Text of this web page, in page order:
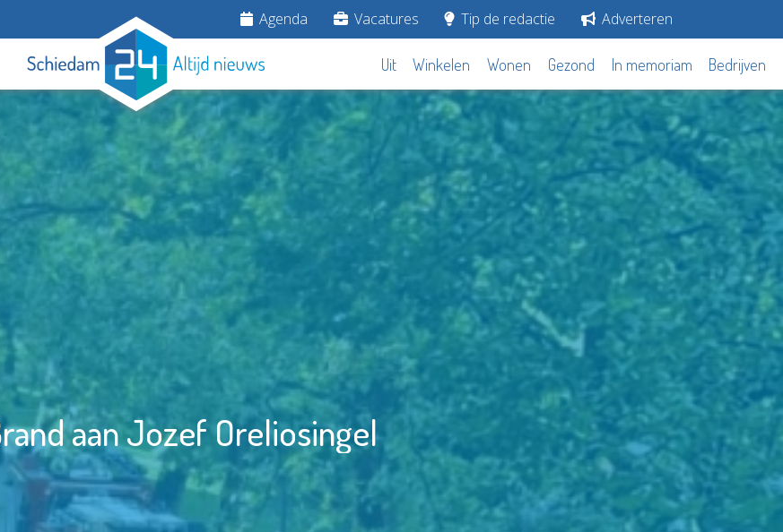
Agenda Vacatures Tip de redactie Adverteren
Uit Winkelen Wonen Gezond In memoriam Bedrijven
aan Jozef Oreliosingel